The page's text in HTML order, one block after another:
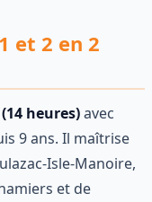
et 2 en 2
heures)avec
9 ans. Il maîtrise
Isle-Manoire,
et de